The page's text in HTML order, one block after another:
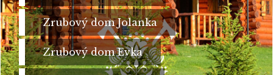
Zrubový dom Jolanka
Zrubový dom Evka